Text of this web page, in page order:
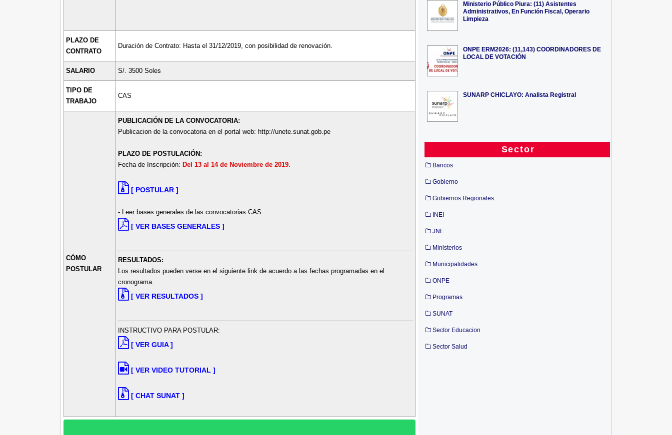
PLAZO DE
CONTRATO
Duración de Contrato: Hasta el 31/12/2019, con posibilidad de renovación.
SALARIO S/. 3500 Soles
TIPO DE
TRABAJO
CAS
CÓMO
POSTULAR
PUBLICACIÓN DE LA CONVOCATORIA:
Publicacion de la convocatoria en el portal web: http://unete.sunat.gob.pe
PLAZO DE POSTULACIÓN:
Fecha de Inscripción: Del 13 al 14 de Noviembre de 2019
[ POSTULAR ]
- Leer bases generales de las convocatorias CAS.
[ VER BASES GENERALES ]
RESULTADOS:
Los resultados pueden verse en el siguiente link de acuerdo a las fechas programadas en el
cronograma.
[ VER RESULTADOS ]
INSTRUCTIVO PARA POSTULAR:
[ VER GUIA ]
[ VER VIDEO TUTORIAL ]
[ CHAT SUNAT ]
Ministerio Público Piura: (11) Asistentes
Administrativos, En Función Fiscal, Operario
Limpieza
ONPE ERM2026: (11,143) COORDINADORES DE
LOCAL DE VOTACIÓN
SUNARP CHICLAYO: Analista Registral
Sector
Bancos
Gobierno
Gobiernos Regionales
INEI
JNE
Ministerios
Municipalidades
ONPE
Programas
SUNAT
Sector Educacion
Sector Salud